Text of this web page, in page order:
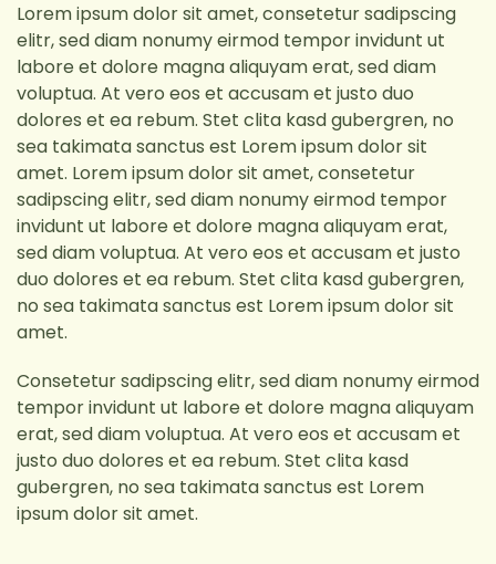
Lorem ipsum dolor sit amet, consetetur sadipscing
elitr, sed diam nonumy eirmod tempor invidunt ut
labore et dolore magna aliquyam erat, sed diam
voluptua. At vero eos et accusam et justo duo
dolores et ea rebum. Stet clita kasd gubergren, no
sea takimata sanctus est Lorem ipsum dolor sit
amet. Lorem ipsum dolor sit amet, consetetur
sadipscing elitr, sed diam nonumy eirmod tempor
invidunt ut labore et dolore magna aliquyam erat,
sed diam voluptua. At vero eos et accusam et justo
duo dolores et ea rebum. Stet clita kasd gubergren,
no sea takimata sanctus est Lorem ipsum dolor sit
amet.
Consetetur sadipscing elitr, sed diam nonumy eirmod
tempor invidunt ut labore et dolore magna aliquyam
erat, sed diam voluptua. At vero eos et accusam et
justo duo dolores et ea rebum. Stet clita kasd
gubergren, no sea takimata sanctus est Lorem
ipsum dolor sit amet.